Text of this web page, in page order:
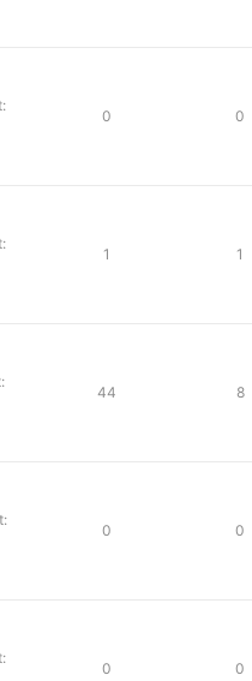
0 0
1 1
44 8
0 0
0 0